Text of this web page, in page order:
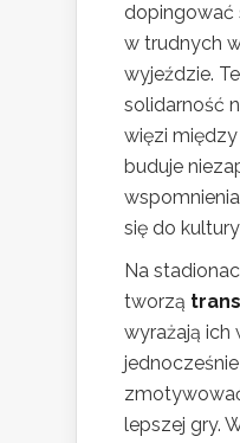
dopingować
w trudnych
wyjeździe.
solidarność
więzi
buduje
się do
Na
tworzą
wyrażają ich
lepszej gry.